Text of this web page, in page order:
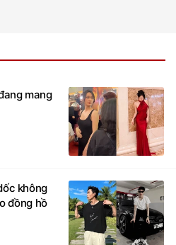
mang
không
đồng hồ